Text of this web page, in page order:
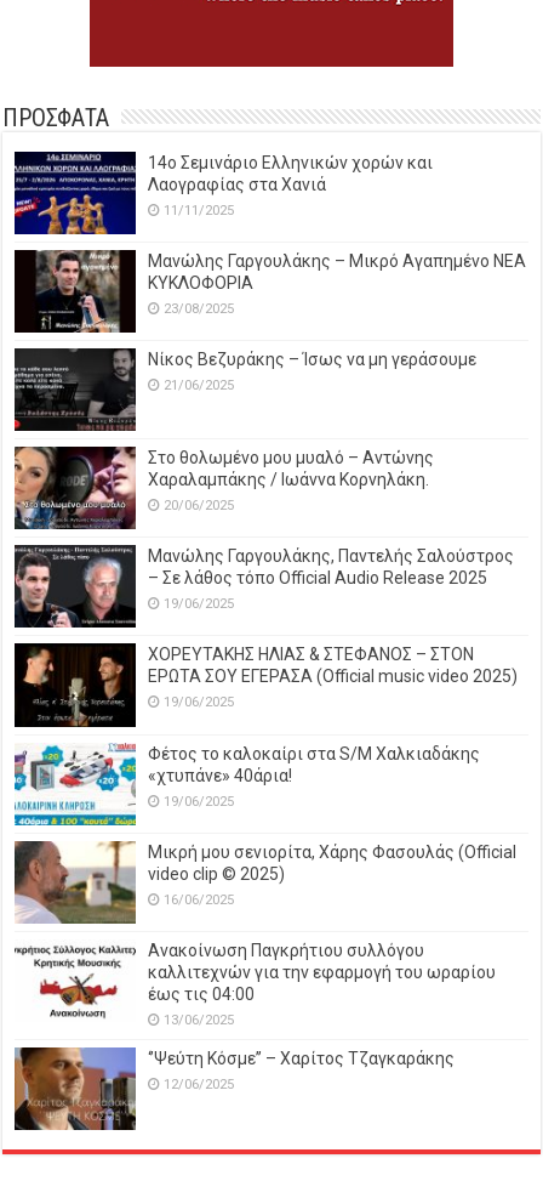
ΠΡΟΣΦΑΤΑ
14o Σεμινάριο Ελληνικών χορών και
Λαογραφίας στα Χανιά
11/11/2025
Μανώλης Γαργουλάκης – Μικρό Αγαπημένο NEΑ
ΚΥΚΛΟΦΟΡΙΑ
23/08/2025
Νίκος Βεζυράκης – Ίσως να μη γεράσουμε
21/06/2025
Στο θολωμένο μου μυαλό – Αντώνης
Χαραλαμπάκης / Ιωάννα Κορνηλάκη.
20/06/2025
Μανώλης Γαργουλάκης, Παντελής Σαλούστρος
– Σε λάθος τόπο Official Audio Release 2025
19/06/2025
ΧΟΡΕΥΤΑΚΗΣ ΗΛΙΑΣ & ΣΤΕΦΑΝΟΣ – ΣΤΟΝ
ΕΡΩΤΑ ΣΟΥ ΕΓΕΡΑΣΑ (Official music video 2025)
19/06/2025
Φέτος το καλοκαίρι στα S/M Χαλκιαδάκης
«χτυπάνε» 40άρια!
19/06/2025
Μικρή μου σενιορίτα, Χάρης Φασουλάς (Official
video clip © 2025)
16/06/2025
Ανακοίνωση Παγκρήτιου συλλόγου
καλλιτεχνών για την εφαρμογή του ωραρίου
έως τις 04:00
13/06/2025
‘’Ψεύτη Κόσμε’’ – Χαρίτος Τζαγκαράκης
12/06/2025